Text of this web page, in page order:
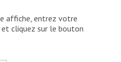
affiche, entrez votre
cliquez sur le bouton